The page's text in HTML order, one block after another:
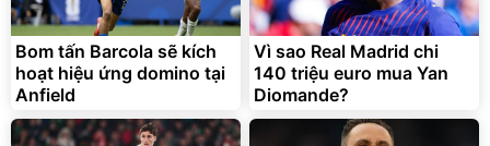
Bom tấn Barcola sẽ kích
hoạt hiệu ứng domino tại
Anfield
Vì sao Real Madrid chi
140 triệu euro mua Yan
Diomande?